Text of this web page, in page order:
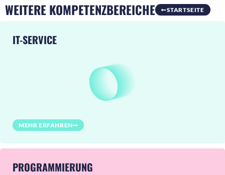
WEITERE KOMPETENZBEREICHE STARTSEITE
IT-SERVICE
MEHR ERFAHREN
PROGRAMMIERUNG